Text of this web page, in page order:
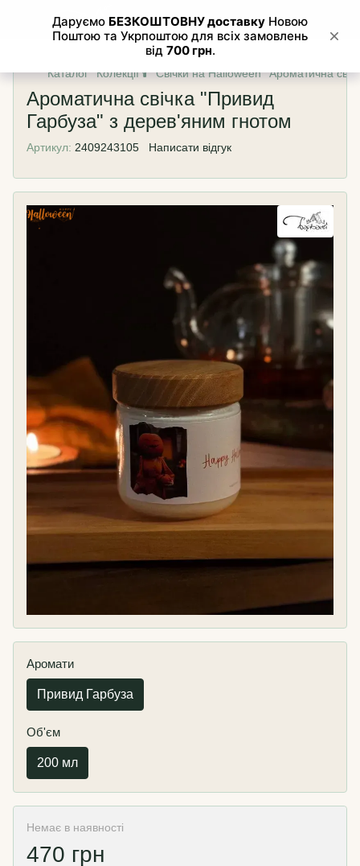
Каталог Колекції 🕯 Свічки на Halloween Ароматична
Ароматична свічка "Привид
Гарбуза" з дерев'яним гнотом
Артикул: 2409243105 Написати відгук
Аромати
Привид Гарбуза
Об'єм
200 мл
Немає в наявності
470 грн